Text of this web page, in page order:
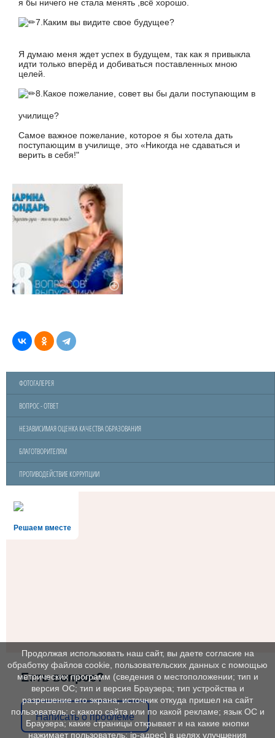
я бы ничего не стала менять ,всё хорошо.
7.Каким вы видите свое будущее?
Я думаю меня ждет успех в будущем, так как я привыкла
идти только вперёд и добиваться поставленных мною
целей.
8.Какое пожелание, совет вы бы дали поступающим в
училище?
Самое важное пожелание, которое я бы хотела дать
поступающим в училище, это «Никогда не сдаваться и
верить в себя!"
ФОТОГАЛЕРЕЯ
ВОПРОС - ОТВЕТ
НЕЗАВИСИМАЯ ОЦЕНКА КАЧЕСТВА ОБРАЗОВАНИЯ
БЛАГОТВОРИТЕЛЯМ
ПРОТИВОДЕЙСТВИЕ КОРРУПЦИИ
Решаем вместе
Есть вопрос?
Написать о проблеме
Продолжая использовать наш сайт, вы даете согласие на
обработку файлов cookie, пользовательских данных с помощью
метрических программ (сведения о местоположении; тип и
версия ОС; тип и версия Браузера; тип устройства и
разрешение его экрана; источник откуда пришел на сайт
пользователь; с какого сайта или по какой рекламе; язык ОС и
Браузера; какие страницы открывает и на какие кнопки
нажимает пользователь; ip-адрес) в целях улучшения